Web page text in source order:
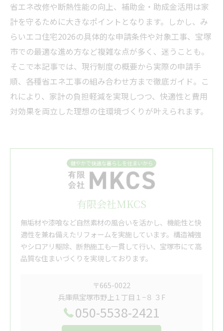
省エネ改修や断熱性能の向上、補助金・助成金活用は家
計を守るために大きなポイントとなります。しかし、み
らいエコ住宅2026の具体的な申請条件や対象工事、宝塚
市での最適な進め方など複雑な点が多く、迷うことも。
そこで本記事では、現行制度の概要から実際の申請手
順、各種省エネ工事の組み合わせ方まで徹底ガイド。こ
れにより、家計の負担軽減を実現しつつ、快適性と費用
対効果を両立した理想の住環境づくりが叶えられます。
有限会社MKCS
無垢材や漆喰など自然素材の風合いを活かし、機能性と快
適性を兼ね備えたリフォームを実施しています。構造補強
やシロアリ駆除、断熱施工も一貫して行い、宝塚市にて高
品質な住まいづくりを実現しております。
〒665-0022
兵庫県宝塚市野上１丁目１−８ ３F
050-5538-2421